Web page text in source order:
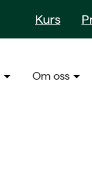
Kurs
Om oss